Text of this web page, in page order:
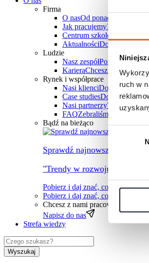
ruch w
Wybór
Firma
O nasOd ponad 30 lat
Jak pracujemy?
Poznaj
Centrum szkoleniowe
AktualnościDowiedz się, co
Ludzie
Nasz zespółPonad 25
KarieraChcesz do nas
Rynek i współprace
Nasi klienciDowiedz się, z
Case studiesDowiedz się,
Nasi partnerzy
FAQZebraliśmy wszystkie
Bądź na bieżąco
Sprawdź najnowszy raport
"Trendy w rozwoju ludzi na
Pobierz i daj znać, co myślisz
Pobierz i daj znać, co myślisz
Chcesz z nami pracować?
Napisz do nas
Strefa wiedzy
Wyszukaj